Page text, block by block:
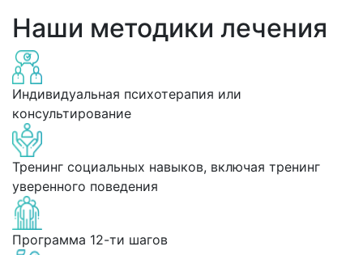
Наши методики лечения
Индивидуальная психотерапия или
консультирование
Тренинг социальных навыков, включая тренинг
уверенного поведения
Программа 12-ти шагов